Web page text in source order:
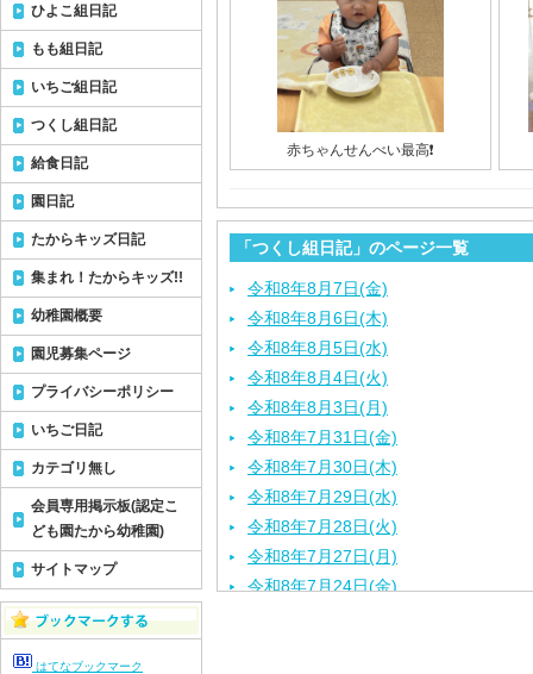
赤ちゃんせんべい最高❗️
「つくし組日記」のページ一覧
令和8年8月7日(金)
令和8年8月6日(木)
令和8年8月5日(水)
令和8年8月4日(火)
令和8年8月3日(月)
令和8年7月31日(金)
令和8年7月30日(木)
令和8年7月29日(水)
令和8年7月28日(火)
令和8年7月27日(月)
令和8年7月24日(金)
ひよこ組日記
もも組日記
いちご組日記
つくし組日記
給食日記
園日記
たからキッズ日記
集まれ！たからキッズ!!
幼稚園概要
園児募集ページ
プライバシーポリシー
いちご日記
カテゴリ無し
会員専用掲示板(認定こ
ども園たから幼稚園)
サイトマップ
はてなブックマーク